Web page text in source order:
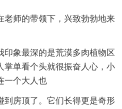
老师的带领下，兴致勃勃地来
印象最深的是荒漠多肉植物区
掌单看个头就很振奋人心，小
一个大人也
到房顶了。它们长得更是奇形